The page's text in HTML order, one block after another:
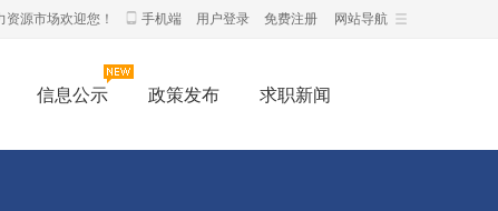
网站导航
资源市场欢迎您！ 手机端 用户登录 免费注册
信息公示 政策发布 求职新闻